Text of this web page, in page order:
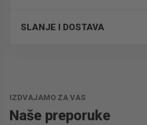
SLANJE I DOSTAVA
IZDVAJAMO ZA VAS
Naše preporuke